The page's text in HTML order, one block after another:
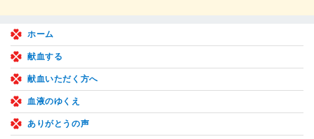
ホーム
献血する
献血いただく方へ
血液のゆくえ
ありがとうの声